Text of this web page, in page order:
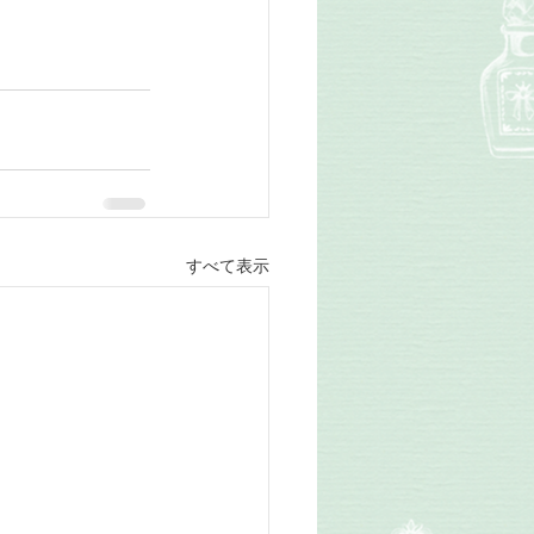
すべて表示